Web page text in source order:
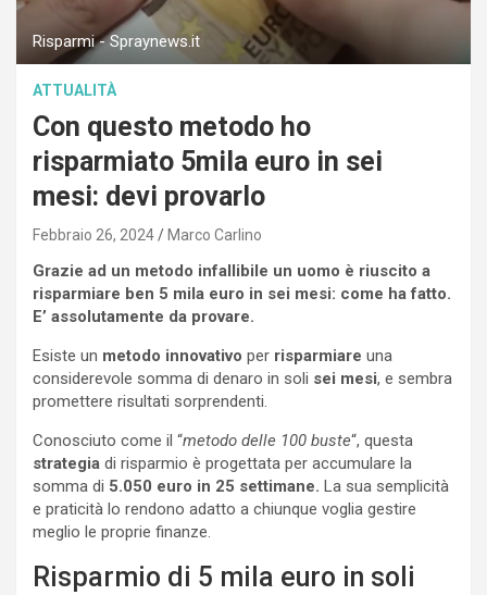
Risparmi - Spraynews.it
ATTUALITÀ
Con questo metodo ho
risparmiato 5mila euro in sei
mesi: devi provarlo
Febbraio 26, 2024 Marco Carlino
Grazie ad un metodo infallibile un uomo è riuscito a
risparmiare ben 5 mila euro in sei mesi: come ha fatto.
E’ assolutamente da provare.
Esiste un metodo innovativo per risparmiare una
considerevole somma di denaro in soli sei mesi, e sembra
promettere risultati sorprendenti.
Conosciuto come il “metodo delle 100 buste“, questa
strategia di risparmio è progettata per accumulare la
somma di 5.050 euro in 25 settimane. La sua semplicità
e praticità lo rendono adatto a chiunque voglia gestire
meglio le proprie finanze.
Risparmio di 5 mila euro in soli